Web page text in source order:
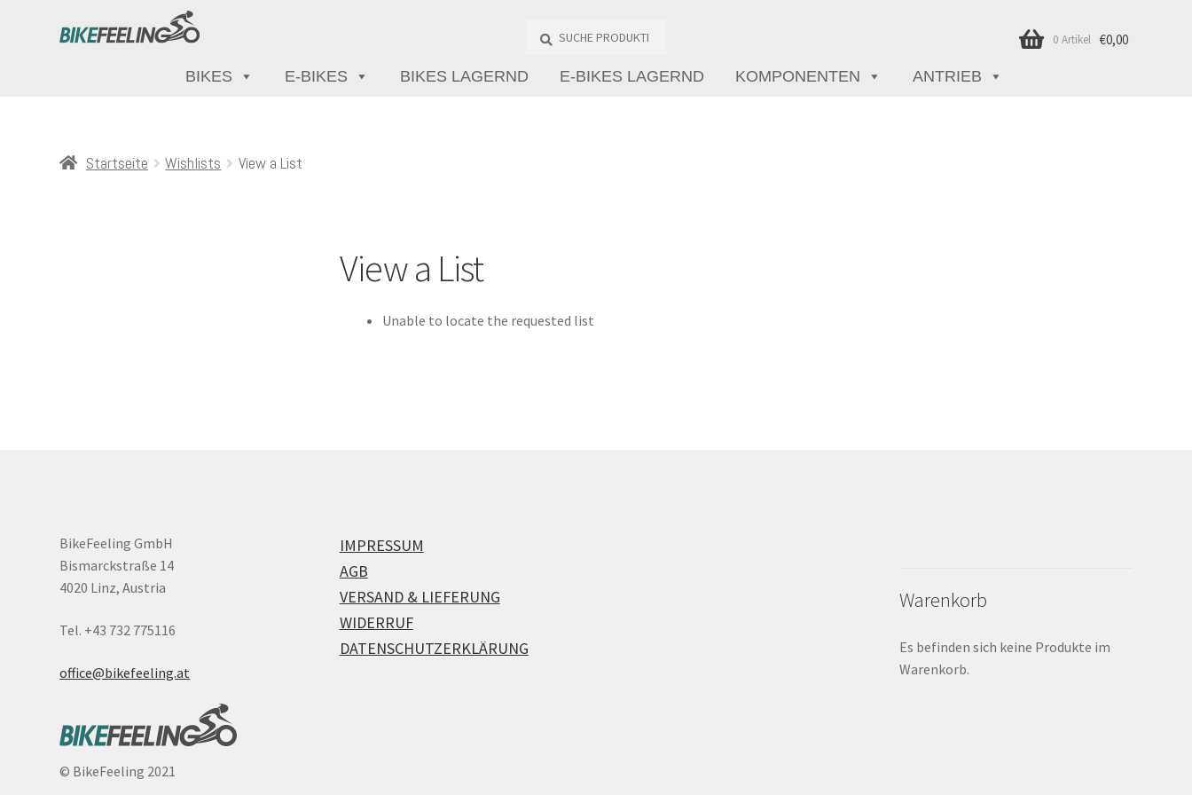
Produkte
€0,00
0 Artikel
BIKES E-BIKES BIKES LAGERND E-BIKES LAGERND KOMPONENTEN ANTRIEB
Startseite Wishlists View a List
View a List
Unable to locate the requested list
BikeFeeling GmbH
Bismarckstraße 14
4020 Linz, Austria
Tel. +43 732 775116
office@bikefeeling.at
© BikeFeeling 2021
IMPRESSUM
AGB
VERSAND & LIEFERUNG
WIDERRUF
DATENSCHUTZERKLÄRUNG
Warenkorb
Es befinden sich keine Produkte im
Warenkorb.